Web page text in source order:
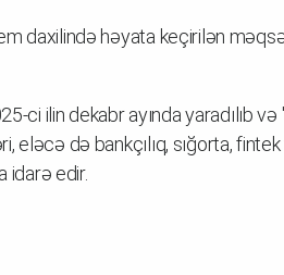
daxilində həyata keçirilən
ci ilin dekabr ayında yaradılıb
eləcə də bankçılıq, sığorta,
idarə edir.